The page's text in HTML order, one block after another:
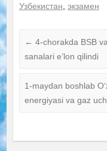
Узбекистан экзамен
← 4-chorakda BSB
sanalari e’lon qilindi
1-maydan boshlab
energiyasi va gaz